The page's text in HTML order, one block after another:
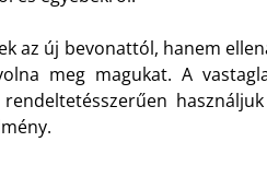
az új bevonattól, hanem
meg magukat. A